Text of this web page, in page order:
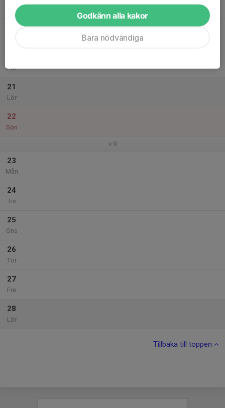
Ons
Fre
21
Lör
22
Sön
v.9
23
Mån
24
Tis
25
Ons
26
Tor
27
Fre
28
Lör
Tillbaka till toppen
Godkänn alla kakor
Bara nödvändiga